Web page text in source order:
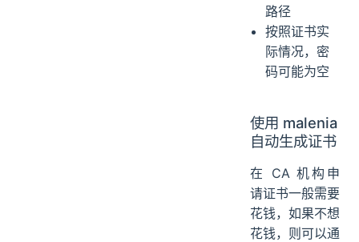
路径
按照证书实
际情况，密
码可能为空
使用 malenia
自动生成证书
在 CA 机构申
请证书一般需要
花钱，如果不想
花钱，则可以通